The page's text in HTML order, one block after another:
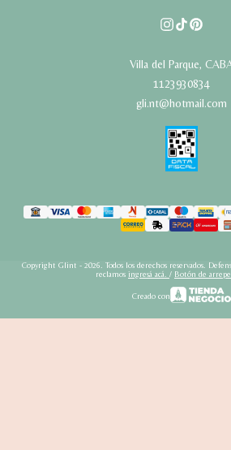
Villa del Parque,
1123930834
gli.nt@hotmail.com
Copyright Glint - 2026. Todos los derechos reservados.
reclamos ingresá acá. / Botón de
Creado con